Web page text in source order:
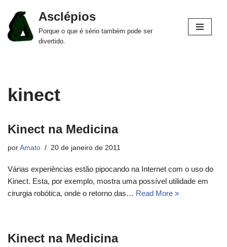
Pular
para
Asclépios
Porque o que é sério também pode ser
divertido.
kinect
Kinect na Medicina
por Amato 20 de janeiro de 2011
Várias experiências estão pipocando na Internet com o uso do
Kinect. Esta, por exemplo, mostra uma possível utilidade em
cirurgia robótica, onde o retorno das… Read More »
Kinect na Medicina